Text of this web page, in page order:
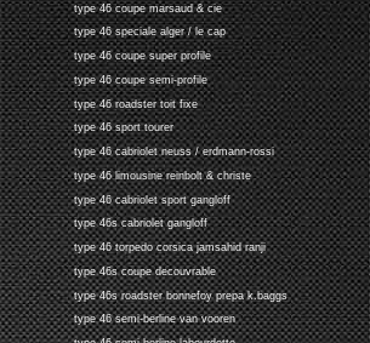
type 46 coupe marsaud & cie
type 46 speciale alger / le cap
type 46 coupe super profile
type 46 coupe semi-profile
type 46 roadster toit fixe
type 46 sport tourer
type 46 cabriolet neuss / erdmann-rossi
type 46 limousine reinbolt & christe
type 46 cabriolet sport gangloff
type 46s cabriolet gangloff
type 46 torpedo corsica jamsahid ranji
type 46s coupe decouvrable
type 46s roadster bonnefoy prepa k.baggs
type 46 semi-berline van vooren